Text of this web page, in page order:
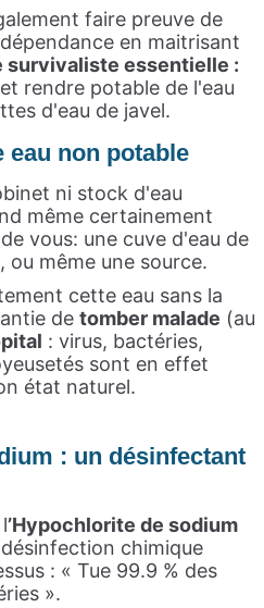
faire preuve de
en maitrisant
survivaliste essentielle :
rendre potable de l'eau
d'eau de javel.
eau non potable
ni stock d'eau
même certainement
vous: une cuve d'eau de
ou même une source.
cette eau sans la
de tomber malade (au
: virus, bactéries,
sont en effet
état naturel.
: un désinfectant
’Hypochlorite de sodium
chimique
: « Tue 99.9 % des
».